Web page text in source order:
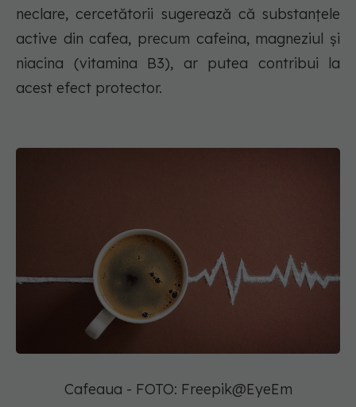
neclare, cercetătorii sugerează că substanțele
active din cafea, precum cafeina, magneziul și
niacina (vitamina B3), ar putea contribui la
acest efect protector.
Cafeaua - FOTO: Freepik@EyeEm